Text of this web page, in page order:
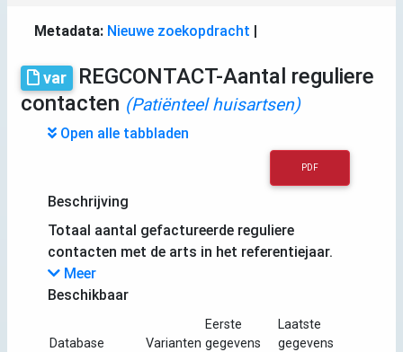
Metadata: Nieuwe zoekopdracht |
var
REGCONTACT-Aantal reguliere
contacten (Patiënteel huisartsen)
Open alle tabbladen
PDF
Beschrijving
Totaal aantal gefactureerde reguliere
contacten met de arts in het referentiejaar.
Meer
Beschikbaar
Database Varianten
Eerste
gegevens
Laatste
gegevens